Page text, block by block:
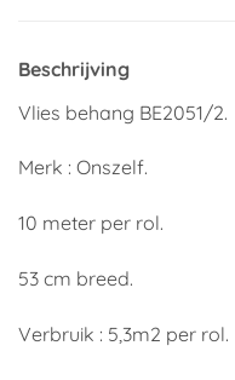
Beschrijving
Vlies behang BE2051/2.
Merk : Onszelf.
10 meter per rol.
53 cm breed.
Verbruik : 5,3m2 per rol.